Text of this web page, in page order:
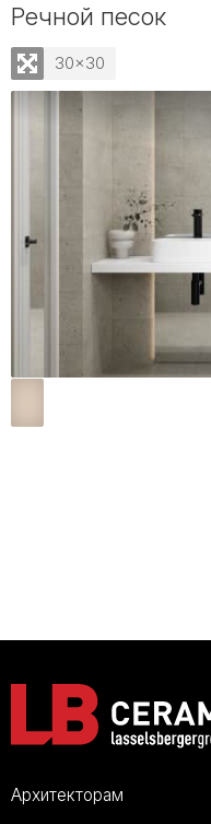
Речной песок
30x30
Архитекторам